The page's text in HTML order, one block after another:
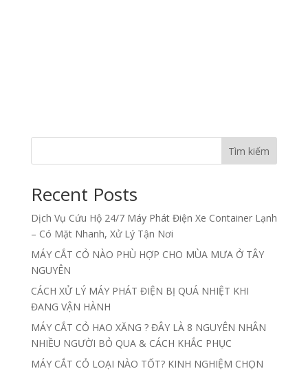
Tìm kiếm
Recent Posts
Dịch Vụ Cứu Hộ 24/7 Máy Phát Điện Xe Container Lạnh
– Có Mặt Nhanh, Xử Lý Tận Nơi
MÁY CẮT CỎ NÀO PHÙ HỢP CHO MÙA MƯA Ở TÂY
NGUYÊN
CÁCH XỬ LÝ MÁY PHÁT ĐIỆN BỊ QUÁ NHIỆT KHI
ĐANG VẬN HÀNH
MÁY CẮT CỎ HAO XĂNG ? ĐÂY LÀ 8 NGUYÊN NHÂN
NHIỀU NGƯỜI BỎ QUA & CÁCH KHẮC PHỤC
MÁY CẮT CỎ LOẠI NÀO TỐT? KINH NGHIỆM CHỌN